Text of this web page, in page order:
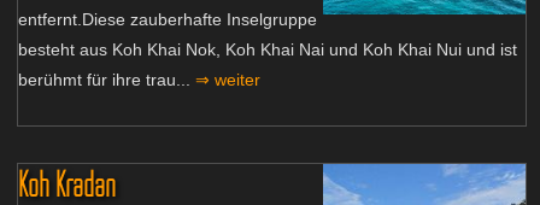
entfernt.Diese zauberhafte Inselgruppe
besteht aus Koh Khai Nok, Koh Khai Nai und Koh Khai Nui und ist
berühmt für ihre trau... ⇒ weiter
Koh Kradan